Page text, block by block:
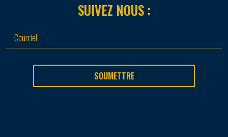
SUIVEZ NOUS :
SOUMETTRE